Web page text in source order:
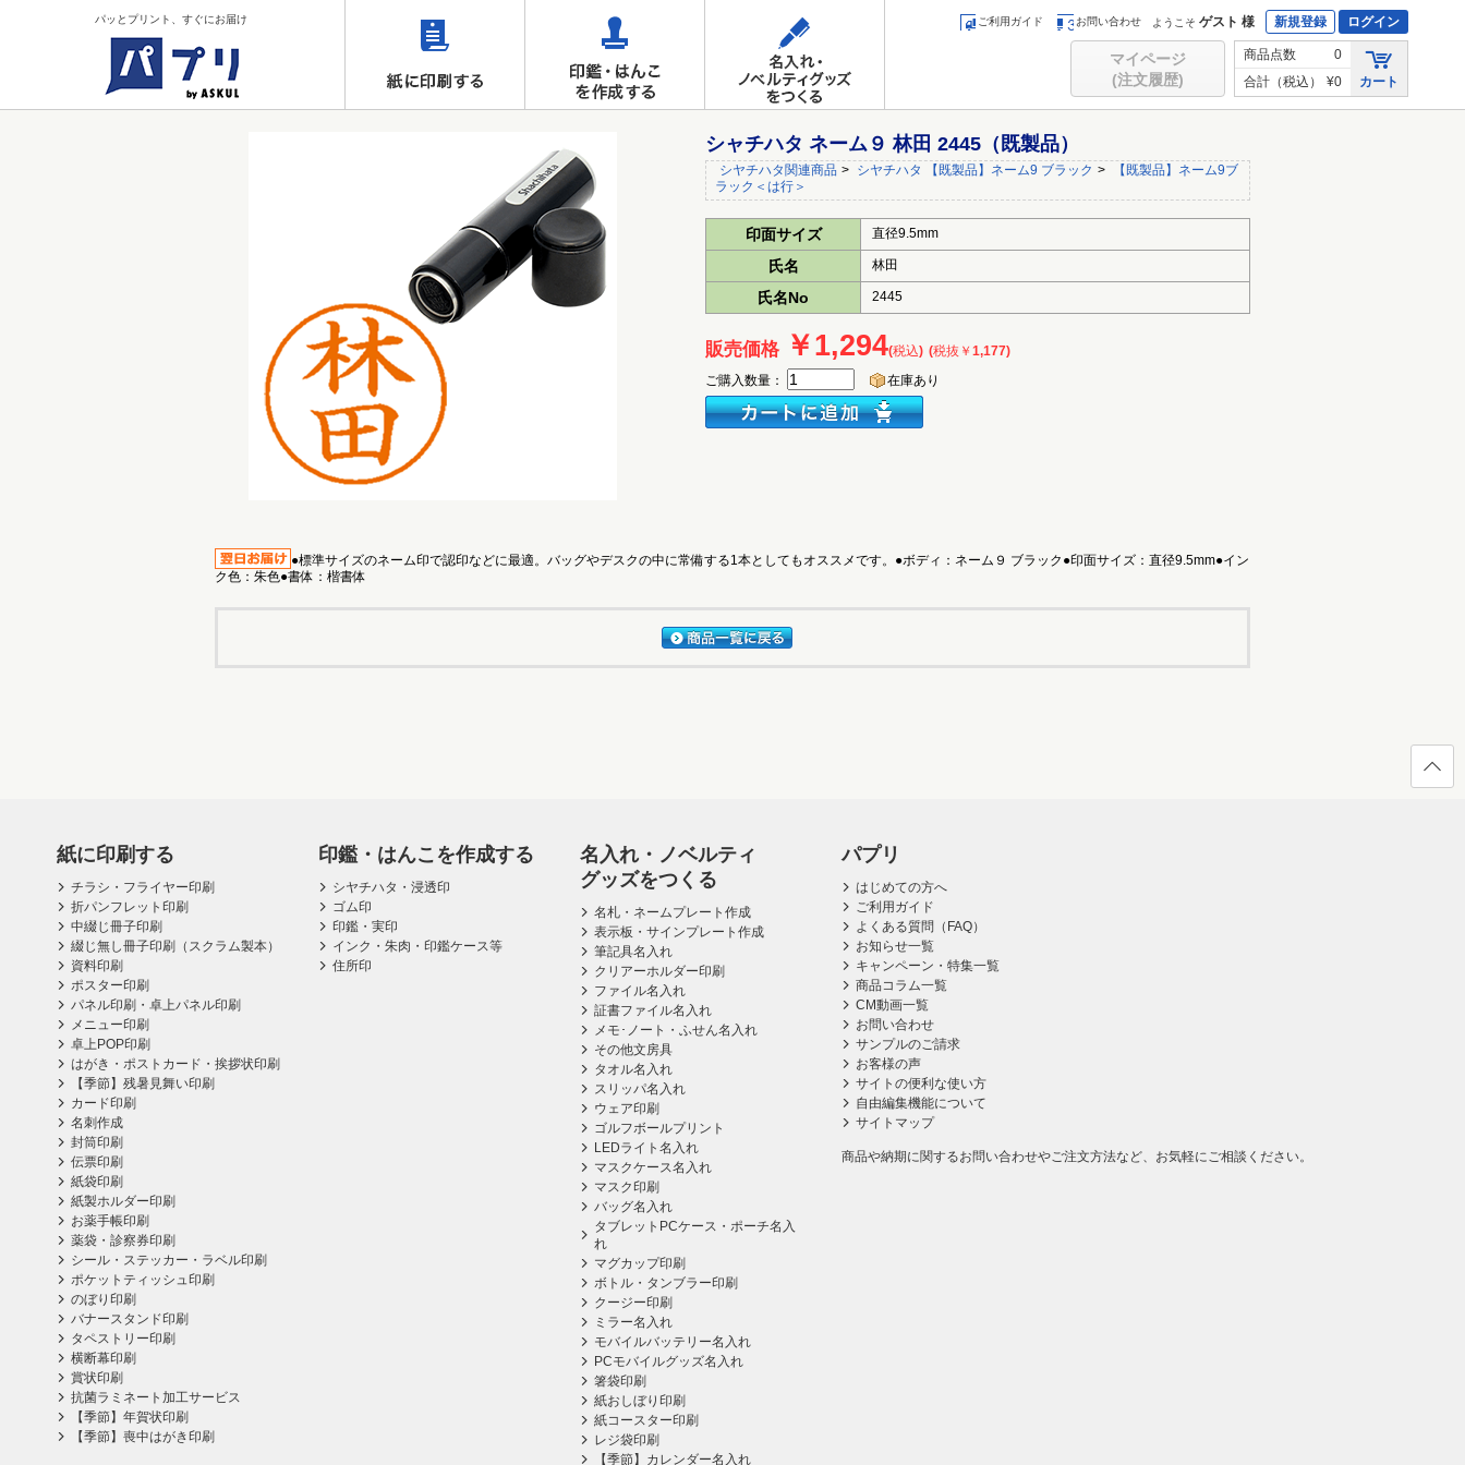
パッとプリント、すぐにお届け ご利用ガイド お問い合わせ ようこそ ゲスト 様 新規登録 ログイン
マイページ
(注文履歴)
商品点数
0
合計（税込）
¥0 カート
シャチハタ ネーム９ 林田 2445（既製品）
シヤチハタ関連商品 > シヤチハタ 【既製品】ネーム9 ブラック >
【既製品】ネーム9ブ
ラック＜は行＞
印面サイズ 直径9.5mm
氏名 林田
氏名No 2445
販売価格 ￥1,294(税込) (税抜￥1,177)
ご購入数量： 在庫あり
●標準サイズのネーム印で認印などに最適。バッグやデスクの中に常備する1本としてもオススメです。●ボディ：ネーム９ ブラック●印面サイズ：直径9.5mm●イン
ク色：朱色●書体：楷書体
紙に印刷する
チラシ・フライヤー印刷
折パンフレット印刷
中綴じ冊子印刷
綴じ無し冊子印刷（スクラム製本）
資料印刷
ポスター印刷
パネル印刷・卓上パネル印刷
メニュー印刷
卓上POP印刷
はがき・ポストカード・挨拶状印刷
【季節】残暑見舞い印刷
カード印刷
名刺作成
封筒印刷
伝票印刷
紙袋印刷
紙製ホルダー印刷
お薬手帳印刷
薬袋・診察券印刷
シール・ステッカー・ラベル印刷
ポケットティッシュ印刷
のぼり印刷
バナースタンド印刷
タペストリー印刷
横断幕印刷
賞状印刷
抗菌ラミネート加工サービス
【季節】年賀状印刷
【季節】喪中はがき印刷
印鑑・はんこを作成する
シヤチハタ・浸透印
ゴム印
印鑑・実印
インク・朱肉・印鑑ケース等
住所印
名入れ・ノベルティ
グッズをつくる
名札・ネームプレート作成
表示板・サインプレート作成
筆記具名入れ
クリアーホルダー印刷
ファイル名入れ
証書ファイル名入れ
メモ･ノート・ふせん名入れ
その他文房具
タオル名入れ
スリッパ名入れ
ウェア印刷
ゴルフボールプリント
LEDライト名入れ
マスクケース名入れ
マスク印刷
バッグ名入れ
タブレットPCケース・ポーチ名入
れ
マグカップ印刷
ボトル・タンブラー印刷
クージー印刷
ミラー名入れ
モバイルバッテリー名入れ
PCモバイルグッズ名入れ
箸袋印刷
紙おしぼり印刷
紙コースター印刷
レジ袋印刷
【季節】カレンダー名入れ
パプリ
はじめての方へ
ご利用ガイド
よくある質問（FAQ）
お知らせ一覧
キャンペーン・特集一覧
商品コラム一覧
CM動画一覧
お問い合わせ
サンプルのご請求
お客様の声
サイトの便利な使い方
自由編集機能について
サイトマップ
商品や納期に関するお問い合わせやご注文方法など、お気軽にご相談ください。